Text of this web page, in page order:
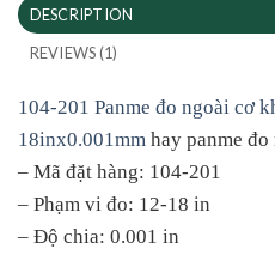
DESCRIPTION
REVIEWS (1)
104-201 Panme đo ngoài cơ
18inx0.001mm hay panme
– Mã đặt hàng: 104-201
– Phạm vi đo: 12-18 in
– Độ chia: 0.001 in